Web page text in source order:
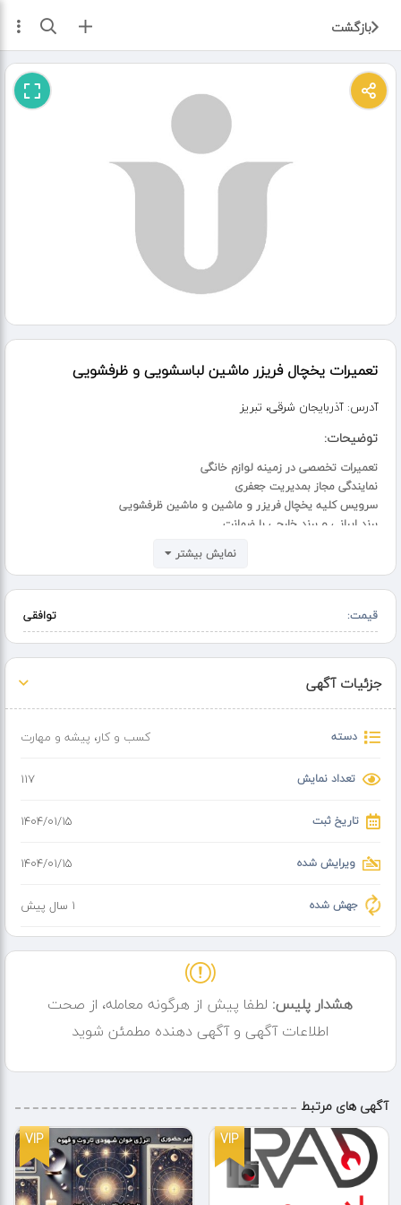
بازگشت ثبت آگهی
تعمیرات یخچال فریزر ماشین لباسشویی و ظرفشویی
آدرس: آذربایجان شرقی، تبریز
توضیحات:
تعمیرات تخصصی در زمینه لوازم خانگی
نمایندگی مجاز بمدیریت جعفری
سرویس کلیه یخچال فریزر و ماشین و ماشین ظرفشویی
برند ایرانی و برند خارجی با ضمانت
و عدم سرمایش یخچال عدم اتوماتیک نکردن و شارژ گاز یخچال و تعویض
موتور وغیره
غیره
نمایش بیشتر
قیمت: توافقی
جزئیات آگهی
دسته کسب و کار، پیشه و مهارت
تعداد نمایش 117
تاریخ ثبت ۱۴۰۴/۰۱/۱۵
ویرایش شده ۱۴۰۴/۰۱/۱۵
جهش شده 1 سال پیش
هشدار پلیس: لطفا پیش از هرگونه معامله، از صحت
اطلاعات آگهی و آگهی دهنده مطمئن شوید
آگهی های مرتبط
VIP
VIP